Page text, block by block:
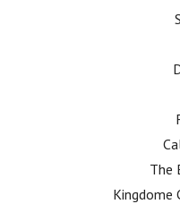
The
Kingdome